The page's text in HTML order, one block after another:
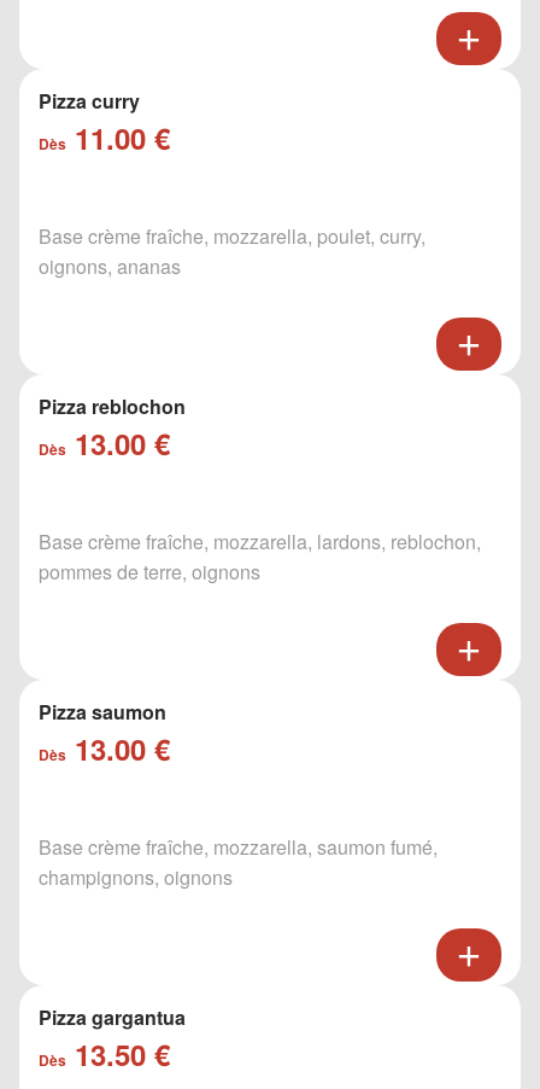
Pizza curry
Dès 11.00 €
Base crème fraîche, mozzarella, poulet, curry,
oignons, ananas
Pizza reblochon
Dès 13.00 €
Base crème fraîche, mozzarella, lardons, reblochon,
pommes de terre, oignons
Pizza saumon
Dès 13.00 €
Base crème fraîche, mozzarella, saumon fumé,
champignons, oignons
Pizza gargantua
Dès 13.50 €